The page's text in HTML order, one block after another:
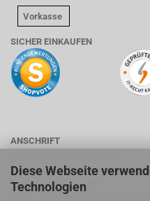
Diese Webseite
Technologien
Vorkasse
SICHER EINKAUFEN
ANSCHRIFT
Suhlweg 24, 74595 Langenburg
Telefon: 07905/9403417
E-Mail:shop@holdreich-sanitaer.de